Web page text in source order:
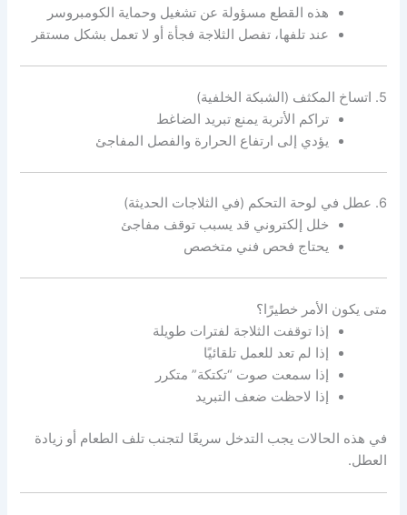
هذه القطع مسؤولة عن تشغيل وحماية الكومبروسر
عند تلفها، تفصل الثلاجة فجأة أو لا تعمل بشكل مستقر
5. اتساخ المكثف (الشبكة الخلفية)
تراكم الأتربة يمنع تبريد الضاغط
يؤدي إلى ارتفاع الحرارة والفصل المفاجئ
6. عطل في لوحة التحكم (في الثلاجات الحديثة)
خلل إلكتروني قد يسبب توقف مفاجئ
يحتاج فحص فني متخصص
متى يكون الأمر خطيرًا؟
إذا توقفت الثلاجة لفترات طويلة
إذا لم تعد للعمل تلقائيًا
إذا سمعت صوت “تكتكة” متكرر
إذا لاحظت ضعف التبريد
في هذه الحالات يجب التدخل سريعًا لتجنب تلف الطعام أو زيادة
العطل.